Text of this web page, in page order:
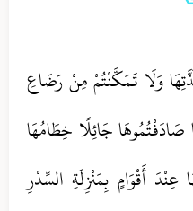
وَلَا تَمَكَّنْتُمْ مِنْ رَضَاعِ
جَائِلًا خِطَامُهَا
أَقْوَامٍ بِمَنْزِلَةِ السِّدْرِ